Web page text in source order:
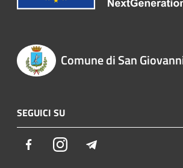
Comune di San
SEGUICI SU
FacebookInstagram